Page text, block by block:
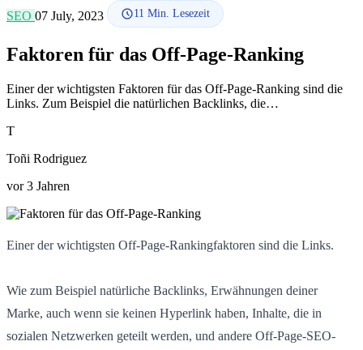
SEO 07 July, 2023 11 Min. Lesezeit
Faktoren für das Off-Page-Ranking
Einer der wichtigsten Faktoren für das Off-Page-Ranking sind die
Links. Zum Beispiel die natürlichen Backlinks, die…
T
Toñi Rodriguez
vor 3 Jahren
Einer der wichtigsten Off-Page-Rankingfaktoren sind die Links.
Wie zum Beispiel natürliche Backlinks, Erwähnungen deiner
Marke, auch wenn sie keinen Hyperlink haben, Inhalte, die in
sozialen Netzwerken geteilt werden, und andere Off-Page-SEO-